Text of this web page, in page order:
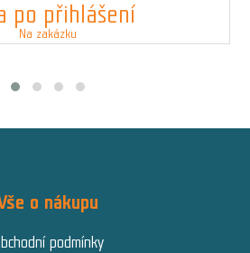
po přihlášení
Na zakázku
o nákupu
podmínky